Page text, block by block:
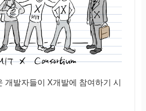
개발자들이 X개발에 참여하기 시